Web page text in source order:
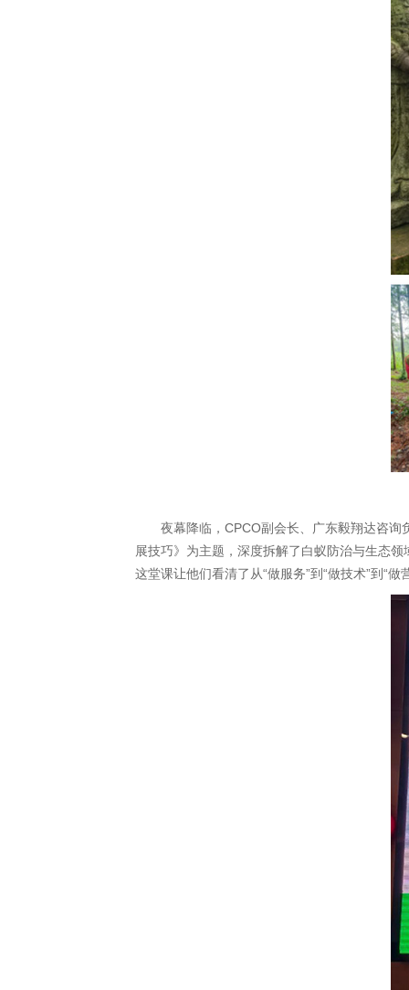
夜幕降临，CPCO副会长、广东毅翔达咨
展技巧》为主题，深度拆解了白蚁防治与生态
这堂课让他们看清了从“做服务”到“做技术”到“做